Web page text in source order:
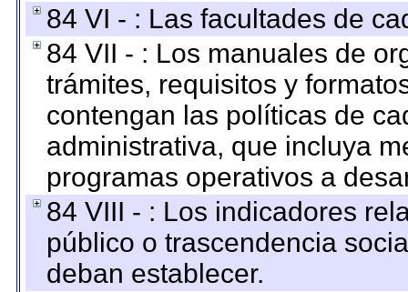
84 VI - : Las facultades de
84 VII - : Los manuales de
trámites, requisitos y
contengan las políticas de
administrativa, que incluya
programas operativos a
84 VIII - : Los indicadores
público o trascendencia
deban establecer.